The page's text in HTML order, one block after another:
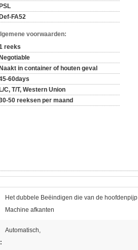
FA52
voorwaarden:
reeks
in container of houten geval
60days
C, T/T, Western Union
50 reeksen per maand
Het dubbele Beëindigen die van de hoofdenpijp
Machine afkanten
Automatisch,